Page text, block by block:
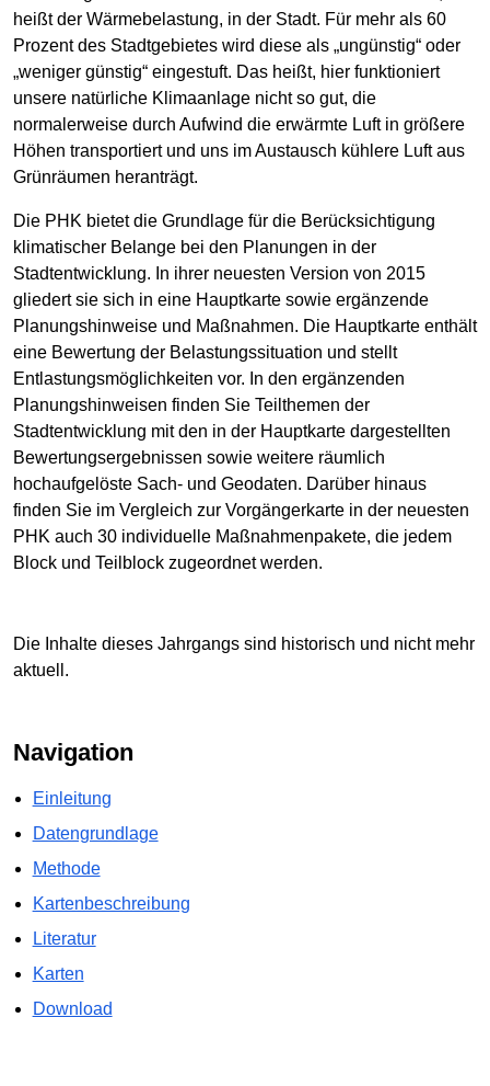
heißt der Wärmebelastung, in der Stadt. Für mehr als 60
Prozent des Stadtgebietes wird diese als „ungünstig“ oder
„weniger günstig“ eingestuft. Das heißt, hier funktioniert
unsere natürliche Klimaanlage nicht so gut, die
normalerweise durch Aufwind die erwärmte Luft in größere
Höhen transportiert und uns im Austausch kühlere Luft aus
Grünräumen heranträgt.
Die PHK bietet die Grundlage für die Berücksichtigung
klimatischer Belange bei den Planungen in der
Stadtentwicklung. In ihrer neuesten Version von 2015
gliedert sie sich in eine Hauptkarte sowie ergänzende
Planungshinweise und Maßnahmen. Die Hauptkarte enthält
eine Bewertung der Belastungssituation und stellt
Entlastungsmöglichkeiten vor. In den ergänzenden
Planungshinweisen finden Sie Teilthemen der
Stadtentwicklung mit den in der Hauptkarte dargestellten
Bewertungsergebnissen sowie weitere räumlich
hochaufgelöste Sach- und Geodaten. Darüber hinaus
finden Sie im Vergleich zur Vorgängerkarte in der neuesten
PHK auch 30 individuelle Maßnahmenpakete, die jedem
Block und Teilblock zugeordnet werden.
Die Inhalte dieses Jahrgangs sind historisch und nicht mehr
aktuell.
Navigation
Einleitung
Datengrundlage
Methode
Kartenbeschreibung
Literatur
Karten
Download